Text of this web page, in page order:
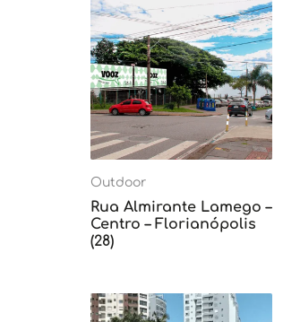
Outdoor
Rua Almirante Lamego –
Centro – Florianópolis
(28)